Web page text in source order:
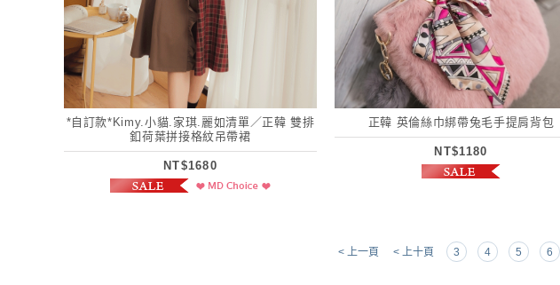
*自訂款*Kimy.小貓.家琪.麗如清單／正韓 雙排
釦荷葉拼接格紋吊帶裙
NT$1680
正韓 英倫絲巾綁帶兔毛手提肩背包
NT$1180
< 上一頁 < 上十頁 3 4 5 6